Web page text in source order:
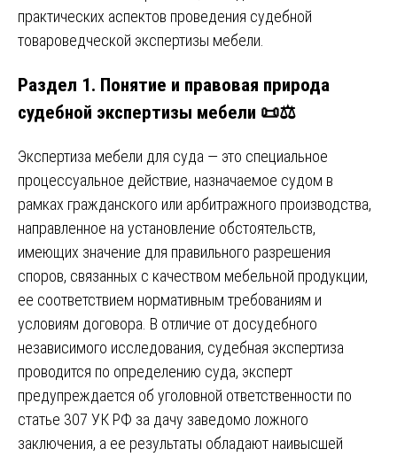
практических аспектов проведения судебной
товароведческой экспертизы мебели.
Раздел 1. Понятие и правовая природа
судебной экспертизы мебели 📜⚖️
Экспертиза мебели для суда — это специальное
процессуальное действие, назначаемое судом в
рамках гражданского или арбитражного производства,
направленное на установление обстоятельств,
имеющих значение для правильного разрешения
споров, связанных с качеством мебельной продукции,
ее соответствием нормативным требованиям и
условиям договора. В отличие от досудебного
независимого исследования, судебная экспертиза
проводится по определению суда, эксперт
предупреждается об уголовной ответственности по
статье 307 УК РФ за дачу заведомо ложного
заключения, а ее результаты обладают наивысшей